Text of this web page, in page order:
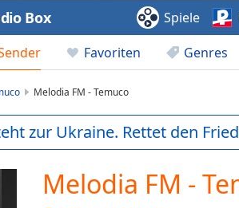
Favoriten Genres
Box Spiele
Melodia FM - Temuco
zur Ukraine. Rettet den
Melodia FM -